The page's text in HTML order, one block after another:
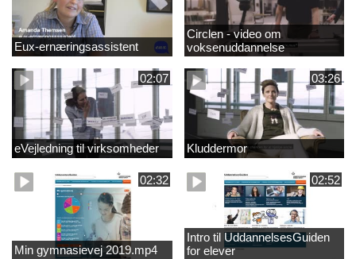
Eux-ernæringsassistent
Circlen - video om
voksenuddannelse
02:07
eVejledning til virksomheder
03:26
Kluddermor
02:32
Min gymnasievej 2019.mp4
02:52
Intro til UddannelsesGuiden
for elever